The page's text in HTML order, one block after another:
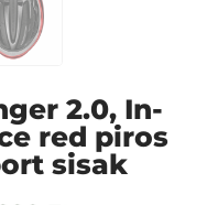
2.0, In-
red piros
sisak